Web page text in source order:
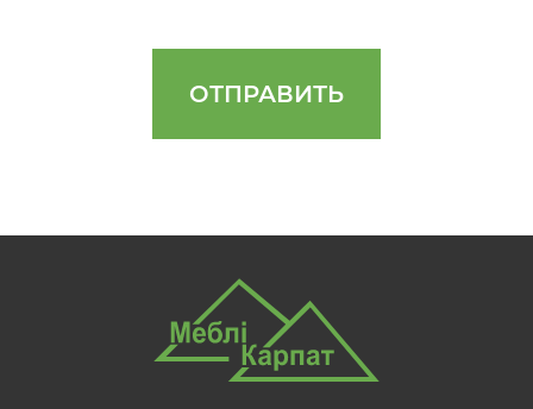
ОТПРАВИТЬ